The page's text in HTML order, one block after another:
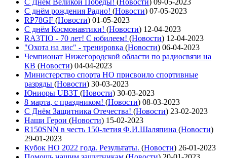
С днём рождения Радио! (Новости) 07-05-2023
RP78GF (Новости) 01-05-2023
С днём Космонавтики! (Новости) 12-04-2023
RA3TIO - 70 лет! С юбилеем! (Новости) 12-04-2023
"Охота на лис" - тренировка (Новости) 06-04-2023
Чемпионат Нижегородской области по радиосвязи на
КВ (Новости) 04-04-2023
Министерство спорта НО присвоило спортивные
разряды (Новости) 30-03-2023
Юниоры UB3T (Новости) 30-03-2023
8 марта, с праздником! (Новости) 08-03-2023
С Днём Защитника Отечества! (Новости) 23-02-2023
Наши Герои (Новости) 15-02-2023
R150SNN в честь 150-летия Ф.И.Шаляпина (Новости)
29-01-2023
Кубок НО 2022 года. Результаты. (Новости) 26-01-2023